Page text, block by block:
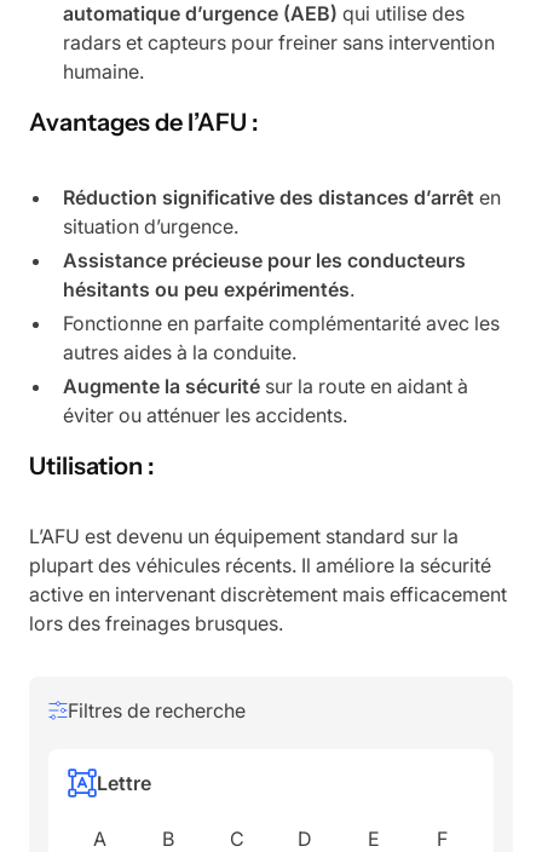
Filtres de recherche
Lettre
A B C D E
F
automatique d’urgence (AEB) qui utilise des
radars et capteurs pour freiner sans intervention
humaine.
Avantages de l’AFU :
Réduction significative des distances d’arrêt en
situation d’urgence.
Assistance précieuse pour les conducteurs
hésitants ou peu expérimentés.
Fonctionne en parfaite complémentarité avec les
autres aides à la conduite.
Augmente la sécurité sur la route en aidant à
éviter ou atténuer les accidents.
Utilisation :
L’AFU est devenu un équipement standard sur la
plupart des véhicules récents. Il améliore la sécurité
active en intervenant discrètement mais efficacement
lors des freinages brusques.